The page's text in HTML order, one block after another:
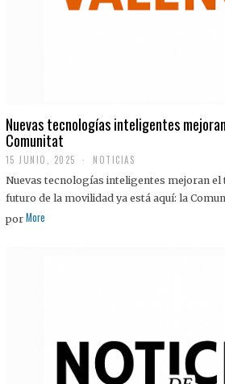
Nuevas tecnologías inteligentes
Comunitat
15 JUNIO, 2025 NOTICIAS
Nuevas tecnologías inteligentes mejoran el
futuro de la movilidad ya está aquí: la
por More